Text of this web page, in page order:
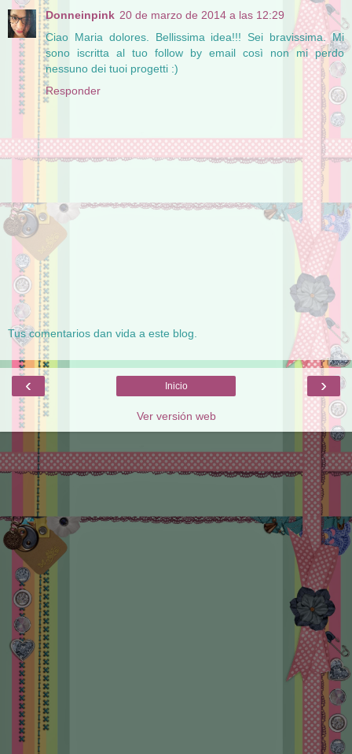
Donneinpink 20 de marzo de 2014 a las 12:29
Ciao Maria dolores. Bellissima idea!!! Sei bravissima. Mi
sono iscritta al tuo follow by email così non mi perdo
nessuno dei tuoi progetti :)
Responder
Tus comentarios dan vida a este blog.
‹ ›
Inicio
Ver versión web